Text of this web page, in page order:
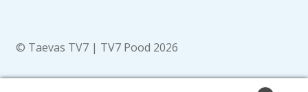
© Taevas TV7 | TV7 Pood 2026